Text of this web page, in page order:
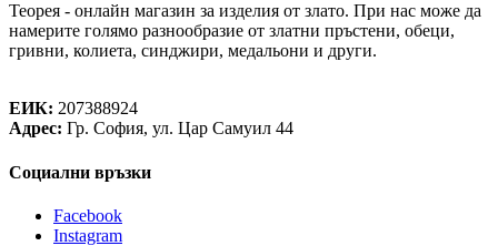
Теорея - онлайн магазин за изделия от злато. При нас може да
намерите голямо разнообразие от златни пръстени, обеци,
гривни, колиета, синджири, медальони и други.
ЕИК: 207388924
Адрес: Гр. София, ул. Цар Самуил 44
Социални връзки
Facebook
Instagram